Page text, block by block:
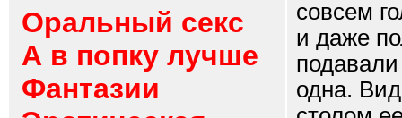
Оральный секс
А в попку лучше
Фантазии
совсем
и даже
одна.